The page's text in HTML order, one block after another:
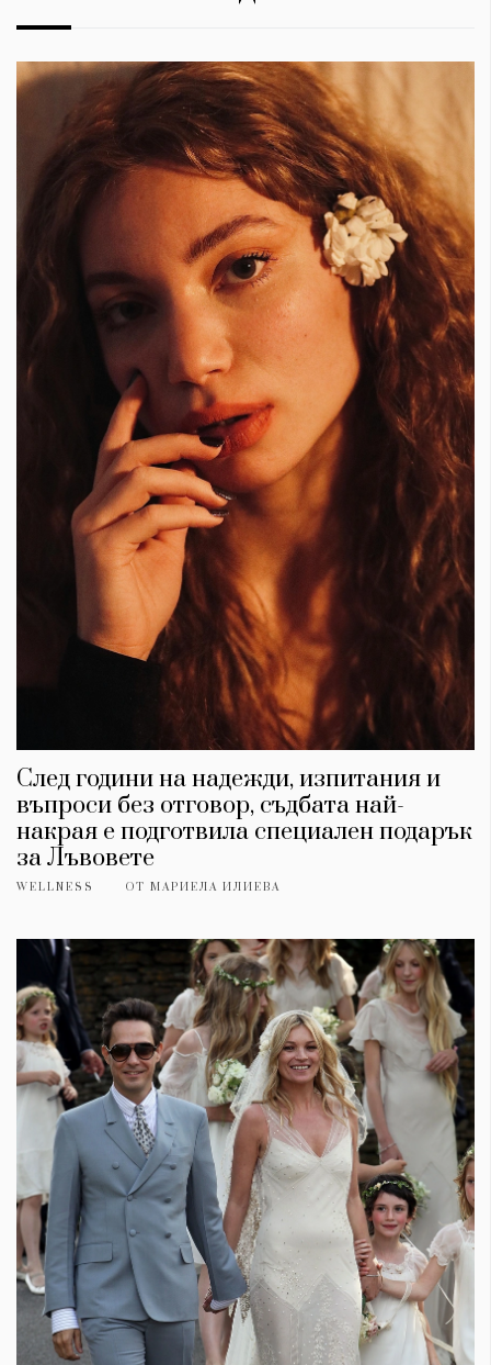
След години на надежди, изпитания и
въпроси без отговор, съдбата най-
накрая е подготвила специален подарък
за Лъвовете
WELLNESS ОТ МАРИЕЛА ИЛИЕВА